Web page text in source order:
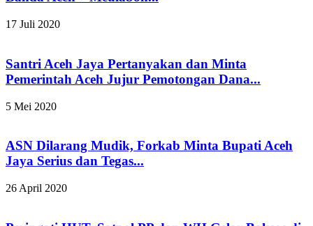
17 Juli 2020
Santri Aceh Jaya Pertanyakan dan Minta
Pemerintah Aceh Jujur Pemotongan Dana...
5 Mei 2020
ASN Dilarang Mudik, Forkab Minta Bupati Aceh
Jaya Serius dan Tegas...
26 April 2020